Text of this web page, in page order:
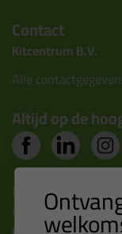
Contact
Kitcentrum B.V.
Alle
Altijd op de
Nieuws, tips en
inbox